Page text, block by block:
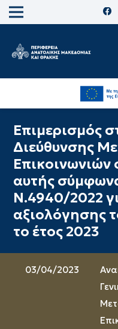
Eπιμερισμός
Διεύθυνσης
Επικοινωνιών
αυτής
Ν.4940/2022
αξιολόγησης
το έτος 2023
03/04/2023